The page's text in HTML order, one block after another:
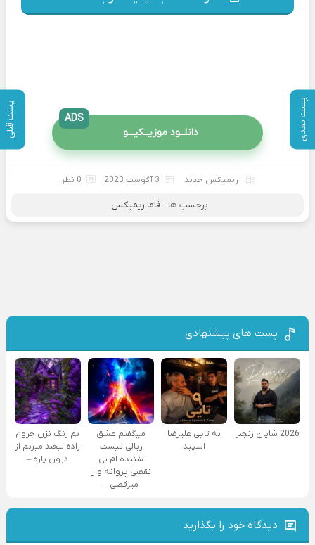
پست بعدی پست قبلی دانلــود موزیــکیـــو
ADS
ریمیکس جدید 3 آگوست 2023 0 نظر
برچسب ها : فاما ریمیکس
پست های پیشنهادی
2026 شایان رنجبر
نه تایی علیرضا
اسپید
میگفتم عشق
ریالی نیست
شنیده ام بی
نقصی پروانه وار
میرقصی –
بم زنگ نزن حروم
زاده لبخند میزنم از
درون پاره –
دیدگاه خود را بگذارید